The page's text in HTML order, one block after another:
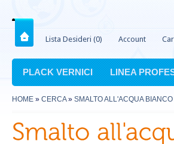
Lista Desideri (0) Account
PLACK VERNICI LINEA
HOME » CERCA» SMALTO ALL'ACQUA